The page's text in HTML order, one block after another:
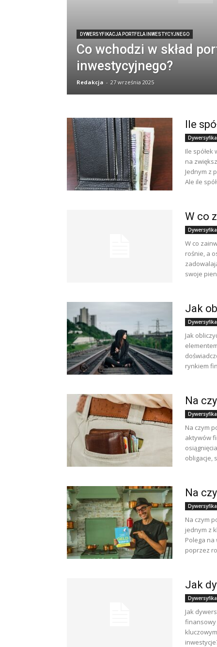
DYWERSYFIKACJA PORTFELA INWESTYCYJNEGO
Co wchodzi w skład
inwestycyjnego?
Redakcja - 27 września 2025
Ile
Ile
na
Jednym z
Ale ile
W co
W co
rośnie, a
swoje
Jak
Jak
rynkiem
Na
Na czym
aktywów
obligacje,
Na
Na czym
jednym z
Polega
poprzez
Jak
Jak
finansowy